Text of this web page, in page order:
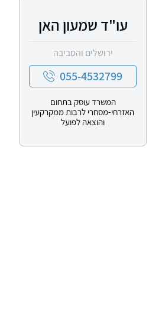
עו"ד שמעון האן
ירושלים והסביבה
055-4532799
המשרד עוסק בתחום
האזרחי-מסחרי לרבות ממקרקעין
והוצאה לפועל